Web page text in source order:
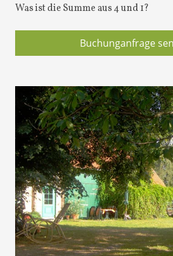
Was ist die Summe aus 4 und 1?